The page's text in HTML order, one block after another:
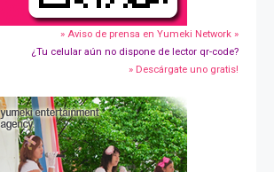
» Aviso de prensa en Yumeki Network »
¿Tu celular aún no dispone de lector qr-code?
» Descárgate uno gratis!